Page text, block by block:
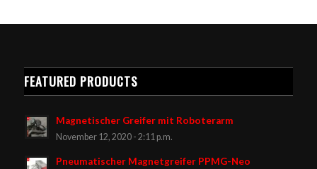
FEATURED PRODUCTS
Magnetischer Greifer mit Roboterarm
November 12, 2020 - 2:11 p.m.
Pneumatischer Magnetgreifer PPMG-Neo